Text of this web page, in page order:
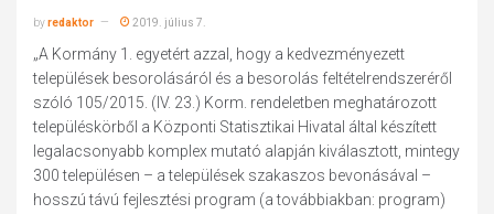
byredaktor 2019. július 7.
„A Kormány 1. egyetért azzal, hogy a kedvezményezett
települések besorolásáról és a besorolás feltételrendszeréről
szóló 105/2015. (IV. 23.) Korm. rendeletben meghatározott
településkörből a Központi Statisztikai Hivatal által készített
legalacsonyabb komplex mutató alapján kiválasztott, mintegy
300 településen – a települések szakaszos bevonásával –
hosszú távú fejlesztési program (a továbbiakban: program)